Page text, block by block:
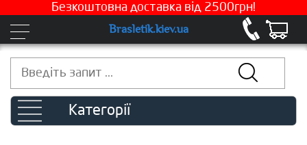
Безкоштовна доставка від 2500грн!
Brasletik.kiev.ua
Категорії